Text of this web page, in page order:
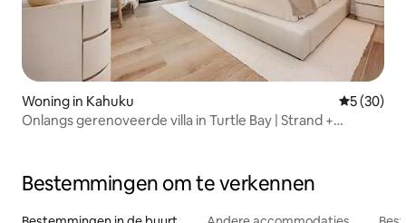
Woning in Kahuku
5 (30)
Onlangs gerenoveerde villa in Turtle Bay | Strand +
Bestemmingen om te verkennen